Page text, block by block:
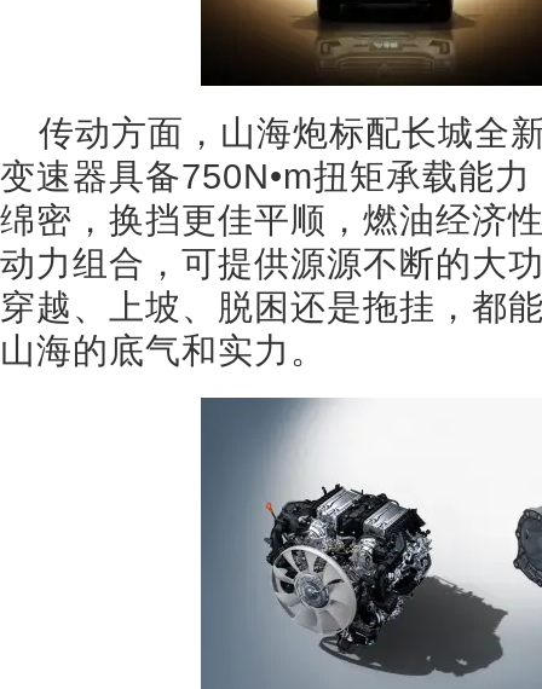
传动方面，山海炮标配长城全
变速器具备750N•m扭矩承载能
绵密，换挡更佳平顺，燃油经济
动力组合，可提供源源不断的大
穿越、上坡、脱困还是拖挂，都
山海的底气和实力。